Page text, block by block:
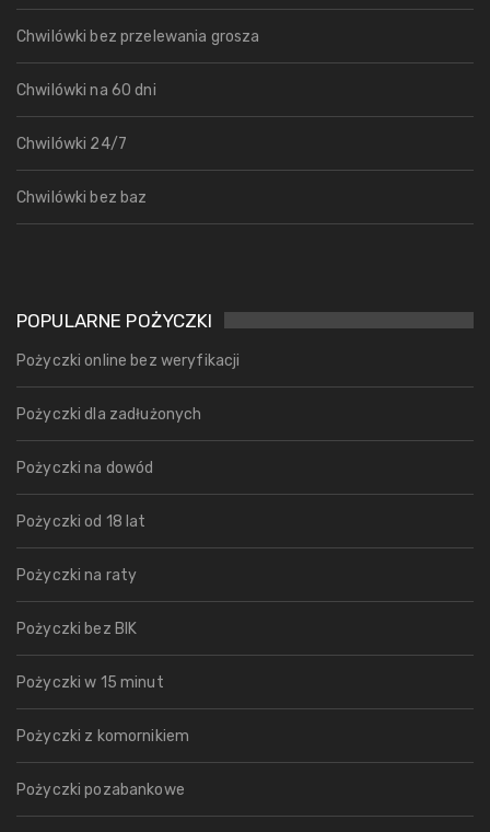
Chwilówki bez przelewania grosza
Chwilówki na 60 dni
Chwilówki 24/7
Chwilówki bez baz
POPULARNE POŻYCZKI
Pożyczki online bez weryfikacji
Pożyczki dla zadłużonych
Pożyczki na dowód
Pożyczki od 18 lat
Pożyczki na raty
Pożyczki bez BIK
Pożyczki w 15 minut
Pożyczki z komornikiem
Pożyczki pozabankowe